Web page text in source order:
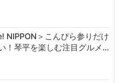
NIPPON＞こんぴら参りだけ
！琴平を楽しむ注目グルメ…